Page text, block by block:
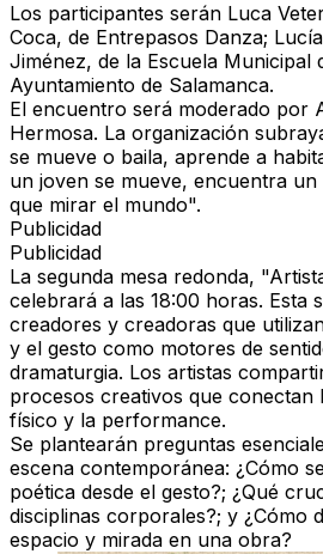
Los participantes serán Luca
Coca, de Entrepasos Danza;
Jiménez, de la Escuela Municipal
Ayuntamiento de Salamanca.
El encuentro será moderado por
Hermosa. La organización
se mueve o baila, aprende a
un joven se mueve, encuentra
que mirar el mundo".
Publicidad
Publicidad
La segunda mesa redonda,
celebrará a las 18:00 horas. Esta
creadores y creadoras que
y el gesto como motores de
dramaturgia. Los artistas
procesos creativos que conectan
físico y la performance.
Se plantearán preguntas
escena contemporánea: ¿Cómo
poética desde el gesto?; ¿Qué
disciplinas corporales?; y ¿Cómo
espacio y mirada en una obra?